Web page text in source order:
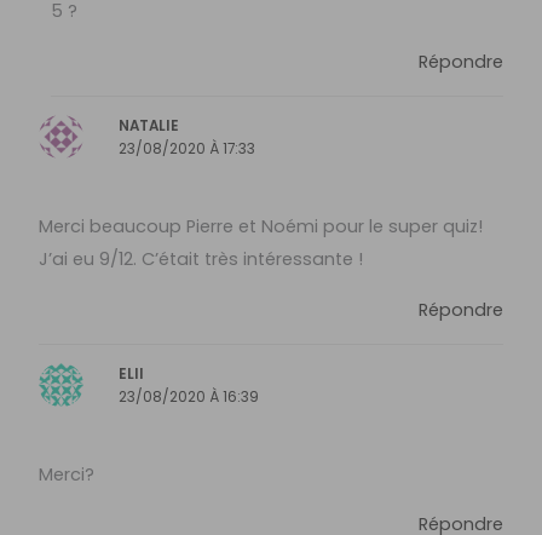
5 ?
Répondre
NATALIE
23/08/2020 À 17:33
Merci beaucoup Pierre et Noémi pour le super quiz!
J’ai eu 9/12. C’était très intéressante !
Répondre
ELII
23/08/2020 À 16:39
Merci?
Répondre